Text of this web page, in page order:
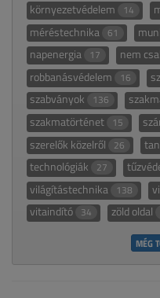
környezetvédelem 14
méréstechnika 61
napenergia 17 nem
robbanásvédelem 16
szabványok 136
szakmatörténet 15
szerelők közelről 26
technológiák 27
világítástechnika 138
vitaindító 34 zöld oldal
MÉG